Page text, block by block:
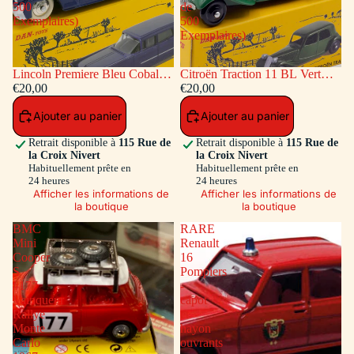
500
Exemplaires)
Lincoln Premiere Bleu Cobalt
(Série de 500 Exemplaires)
€20,00
Ajouter au panier
Retrait disponible à 115 Rue de
la Croix Nivert
Habituellement prête en
24 heures
Afficher les informations de
la boutique
de
500
Exemplaires)
Citroën Traction 11 BL Vert
(Série de 500 Exemplaires)
€20,00
Ajouter au panier
Retrait disponible à 115 Rue de
la Croix Nivert
Habituellement prête en
24 heures
Afficher les informations de
la boutique
BMC
Mini
Cooper
S
#177
Vainqueur
Rallye
Monte
Carlo
RARE
Renault
16
Pompiers
-
capot
et
hayon
ouvrants